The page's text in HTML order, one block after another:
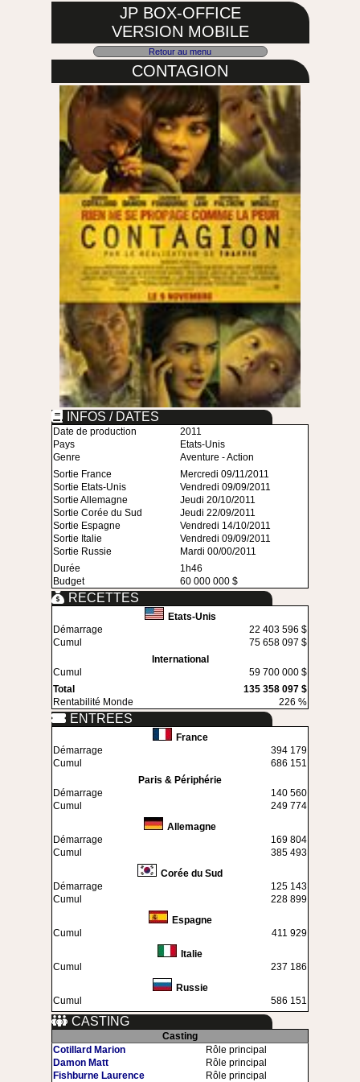
JP BOX-OFFICE
VERSION MOBILE
Retour au menu
CONTAGION
INFOS / DATES
Date de production
2011
Pays
Etats-Unis
Genre
Aventure - Action
Sortie France
Mercredi 09/11/2011
Sortie Etats-Unis
Vendredi 09/09/2011
Sortie Allemagne
Jeudi 20/10/2011
Sortie Corée du Sud
Jeudi 22/09/2011
Sortie Espagne
Vendredi 14/10/2011
Sortie Italie
Vendredi 09/09/2011
Sortie Russie
Mardi 00/00/2011
Durée
1h46
Budget
60 000 000 $
RECETTES
Etats-Unis
Démarrage
22 403 596 $
Cumul
75 658 097 $
International
Cumul
59 700 000 $
Total
135 358 097 $
Rentabilité Monde
226 %
ENTREES
France
Démarrage
394 179
Cumul
686 151
Paris & Périphérie
Démarrage
140 560
Cumul
249 774
Allemagne
Démarrage
169 804
Cumul
385 493
Corée du Sud
Démarrage
125 143
Cumul
228 899
Espagne
Cumul
411 929
Italie
Cumul
237 186
Russie
Cumul
586 151
CASTING
Casting
Cotillard Marion
Rôle principal
Damon Matt
Rôle principal
Fishburne Laurence
Rôle principal